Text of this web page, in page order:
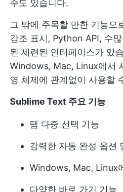
수도 있습니다.
그 밖에 주목할 만한 기능으
강조 표시, Python API, 수
된 세련된 인터페이스가 있
Windows, Mac, Linux에서
영 체제에 관계없이 사용할
Sublime Text 주요 기능
탭 다중 선택 기능
강력한 자동 완성 옵션
Windows, Mac, Linux
다양한 바로 가기 기능